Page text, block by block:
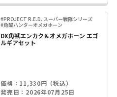
#PROJECT R.E.D. スーパー戦隊シリーズ
#角醒ハンターオメガホーン
DX角獣エンカク＆オメガホーン エゴ
ルギアセット
価格：11,330円（税込）
発売日：2026年07月25日